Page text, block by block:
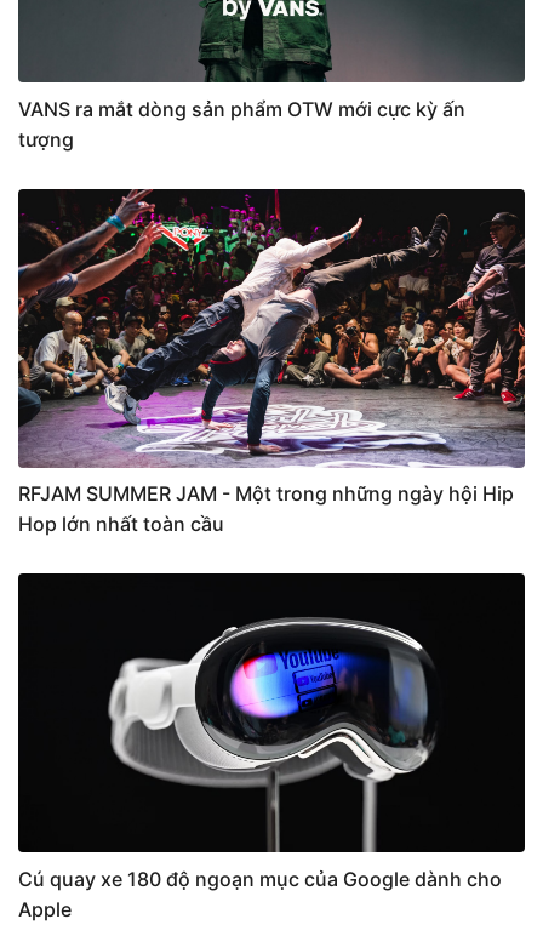
VANS ra mắt dòng sản phẩm OTW mới cực kỳ ấn
tượng
RFJAM SUMMER JAM - Một trong những ngày hội Hip
Hop lớn nhất toàn cầu
Cú quay xe 180 độ ngoạn mục của Google dành cho
Apple